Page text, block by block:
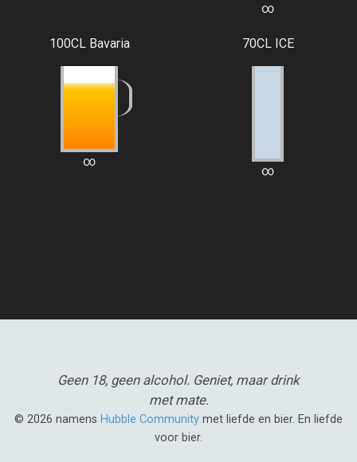
∞
100CL Bavaria
∞
70CL ICE
∞
Geen 18, geen alcohol. Geniet, maar drink
met mate.
© 2026 namens Hubble Community met liefde en bier. En liefde
voor bier.